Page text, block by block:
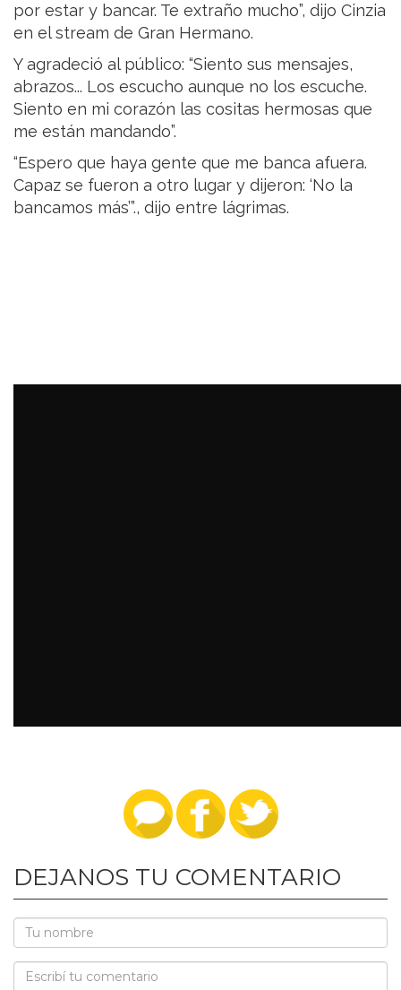
por estar y bancar. Te extraño mucho”, dijo Cinzia
en el stream de Gran Hermano.
Y agradeció al público: “Siento sus mensajes,
abrazos... Los escucho aunque no los escuche.
Siento en mi corazón las cositas hermosas que
me están mandando”.
“Espero que haya gente que me banca afuera.
Capaz se fueron a otro lugar y dijeron: ‘No la
bancamos más’”., dijo entre lágrimas.
DEJANOS TU COMENTARIO